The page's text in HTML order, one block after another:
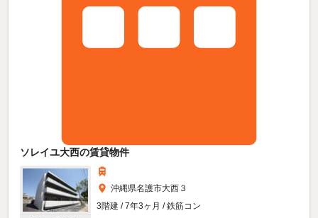
ソレイユ大西の賃貸物件
沖縄県名護市大西３
3階建 / 7年3ヶ月 / 鉄筋コン